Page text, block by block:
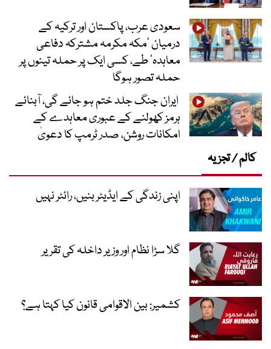
سعودی عرب، پاکستان اور ترکیہ کے
درمیان ’مکہ مکرمہ مشترکہ دفاعی
معاہدہ‘ طے، کسی ایک پر حملہ تینوں پر
حملہ تصور ہوگا
ایران جنگ جلد ختم ہو جائے گی، آبنائے
ہرمز کھولنے کے عبوری معاہدے کے
امکانات روشن، صدر ٹرمپ کا دعویٰ
کالم / تجزیہ
اپنی زندگی کے ایڈیٹر بنیں، رائٹر نہیں
گلا سڑا نظام اور وزیر داخلہ کی تقریر
کشمیر: بین الاقوامی قانون کیا کہتا ہے؟